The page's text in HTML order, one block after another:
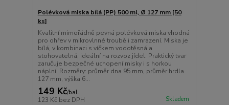
Polévková miska bílá (PP) 500 ml, Ø 127 mm [50
ks]
Kvalitní mimořádně pevná polévková miska vhodná
pro ohřev v mikrovlnné troubě i zamrazení. Miska je
bílá, v kombinaci s víčkem vodotěsná a
stohovatelná, ideální na rozvoz jídel. Praktický tvar
zaručuje bezpečné uchopení misky i s horkou
náplní. Rozměry: průměr dna 95 mm, průměr hrdla
127 mm, výška 6...
149 Kč/bal.
123 Kč bez DPH Skladem